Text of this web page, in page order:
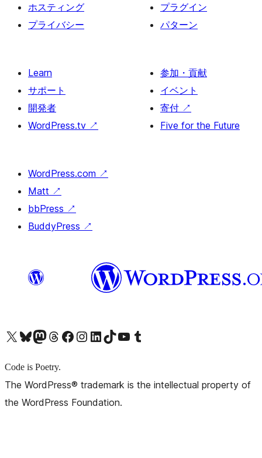
ホスティング
プライバシー
プラグイン
パターン
Learn
サポート
開発者
WordPress.tv ↗
参加・貢献
イベント
寄付 ↗
Five for the Future
WordPress.com ↗
Matt ↗
bbPress ↗
BuddyPress ↗
X (旧 Twitter) アカウントへBluesky アカウントへMastodon アカウントへThreads アカウントへ Facebook ページへInstagram アカウントへ LinkedIn アカウントへTikTok アカウントへYouTube チャンネルへ Tumblr アカウントへ
Code is Poetry.
The WordPress® trademark is the intellectual property of
the WordPress Foundation.